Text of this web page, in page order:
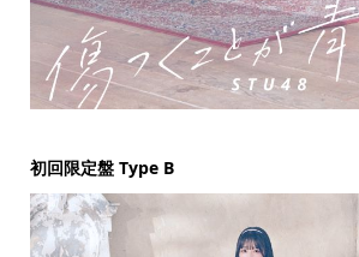
初回限定盤 Type B